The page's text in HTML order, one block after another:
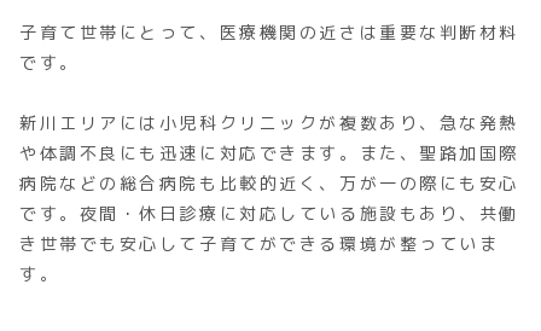
子育て世帯にとって、医療機関の近さは重要な判断材料
です。
新川エリアには小児科クリニックが複数あり、急な発熱
や体調不良にも迅速に対応できます。また、聖路加国際
病院などの総合病院も比較的近く、万が一の際にも安心
です。夜間・休日診療に対応している施設もあり、共働
き世帯でも安心して子育てができる環境が整っていま
す。